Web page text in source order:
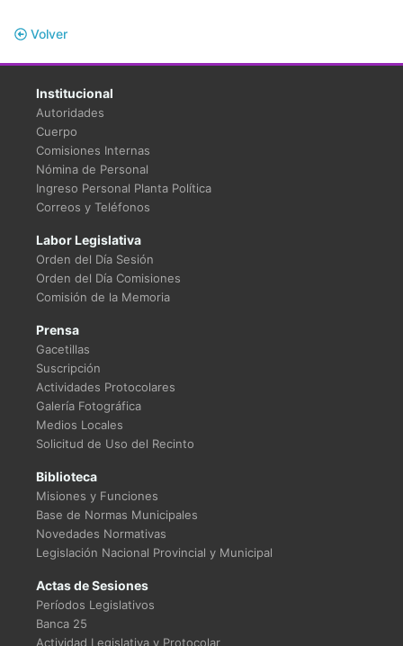
Volver
Institucional
Autoridades
Cuerpo
Comisiones Internas
Nómina de Personal
Ingreso Personal Planta Política
Correos y Teléfonos
Labor Legislativa
Orden del Día Sesión
Orden del Día Comisiones
Comisión de la Memoria
Prensa
Gacetillas
Suscripción
Actividades Protocolares
Galería Fotográfica
Medios Locales
Solicitud de Uso del Recinto
Biblioteca
Misiones y Funciones
Base de Normas Municipales
Novedades Normativas
Legislación Nacional Provincial y Municipal
Actas de Sesiones
Períodos Legislativos
Banca 25
Actividad Legislativa y Protocolar